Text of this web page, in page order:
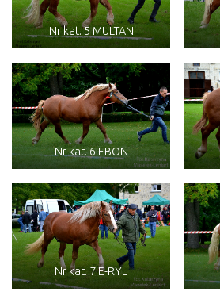
Nr kat. 5 MULTAN
Nr kat. 6 EBON
Nr kat. 7 E-RYL